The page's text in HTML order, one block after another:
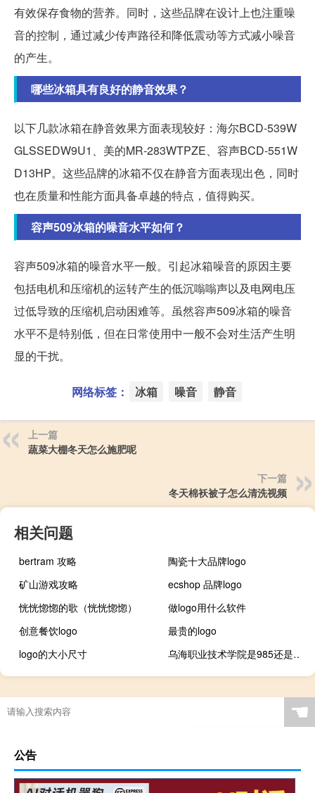
有效保存食物的营养。同时，这些品牌在设计上也注重噪
音的控制，通过减少传声路径和降低震动等方式减小噪音
的产生。
哪些冰箱具有良好的静音效果？
以下几款冰箱在静音效果方面表现较好：海尔BCD-539W
GLSSEDW9U1、美的MR-283WTPZE、容声BCD-551W
D13HP。这些品牌的冰箱不仅在静音方面表现出色，同时
也在质量和性能方面具备卓越的特点，值得购买。
容声509冰箱的噪音水平如何？
容声509冰箱的噪音水平一般。引起冰箱噪音的原因主要
包括电机和压缩机的运转产生的低沉嗡嗡声以及电网电压
过低导致的压缩机启动困难等。虽然容声509冰箱的噪音
水平不是特别低，但在日常使用中一般不会对生活产生明
显的干扰。
网络标签： 冰箱 噪音 静音
上一篇
蔬菜大棚冬天怎么施肥呢
下一篇
冬天棉袄被子怎么清洗视频
相关问题
bertram 攻略
陶瓷十大品牌logo
矿山游戏攻略
ecshop 品牌logo
恍恍惚惚的歌（恍恍惚惚）
做logo用什么软件
创意餐饮logo
最贵的logo
logo的大小尺寸
乌海职业技术学院是985还是211大学
☚
公告